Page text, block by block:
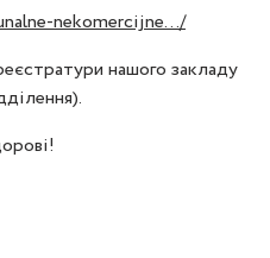
nekomercijne.../
нашого закладу